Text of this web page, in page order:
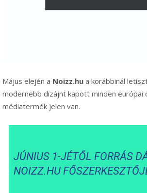
Május elején a Noizz.hu a korábbinál
modernebb dizájnt kapott minden európai
médiatermék jelen van.
JÚNIUS 1-JÉTŐL FORRÁS
NOIZZ.HU